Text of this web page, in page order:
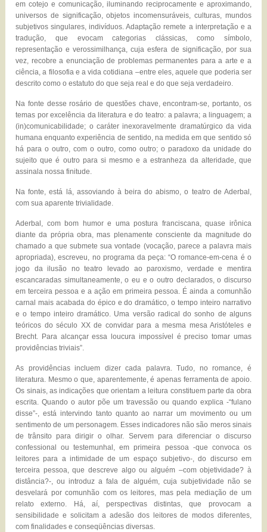
em cotejo e comunicação, iluminando reciprocamente e aproximando,
universos de significação, objetos incomensuráveis, culturas, mundos
subjetivos singulares, indivíduos. Adaptação remete a interpretação e a
tradução, que evocam categorias clássicas, como símbolo,
representação e verossimilhança, cuja esfera de significação, por sua
vez, recobre a enunciação de problemas permanentes para a arte e a
ciência, a filosofia e a vida cotidiana –entre eles, aquele que poderia ser
descrito como o estatuto do que seja real e do que seja verdadeiro.
Na fonte desse rosário de questões chave, encontram-se, portanto, os
temas por excelência da literatura e do teatro: a palavra; a linguagem; a
(in)comunicabilidade; o caráter inexoravelmente dramatúrgico da vida
humana enquanto experiência de sentido, na medida em que sentido só
há para o outro, com o outro, como outro; o paradoxo da unidade do
sujeito que é outro para si mesmo e a estranheza da alteridade, que
assinala nossa finitude.
Na fonte, está lá, assoviando à beira do abismo, o teatro de Aderbal,
com sua aparente trivialidade.
Aderbal, com bom humor e uma postura franciscana, quase irônica
diante da própria obra, mas plenamente consciente da magnitude do
chamado a que submete sua vontade (vocação, parece a palavra mais
apropriada), escreveu, no programa da peça: “O romance-em-cena é o
jogo da ilusão no teatro levado ao paroxismo, verdade e mentira
escancaradas simultaneamente, o eu e o outro declarados, o discurso
em terceira pessoa e a ação em primeira pessoa. É ainda a comunhão
carnal mais acabada do épico e do dramático, o tempo inteiro narrativo
e o tempo inteiro dramático. Uma versão radical do sonho de alguns
teóricos do século XX de convidar para a mesma mesa Aristóteles e
Brecht. Para alcançar essa loucura impossível é preciso tomar umas
providências triviais”.
As providências incluem dizer cada palavra. Tudo, no romance, é
literatura. Mesmo o que, aparentemente, é apenas ferramenta de apoio.
Os sinais, as indicações que orientam a leitura constituem parte da obra
escrita. Quando o autor põe um travessão ou quando explica -“fulano
disse”-, está intervindo tanto quanto ao narrar um movimento ou um
sentimento de um personagem. Esses indicadores não são meros sinais
de trânsito para dirigir o olhar. Servem para diferenciar o discurso
confessional ou testemunhal, em primeira pessoa -que convoca os
leitores para a intimidade de um espaço subjetivo-, do discurso em
terceira pessoa, que descreve algo ou alguém –com objetividade? à
distância?-, ou introduz a fala de alguém, cuja subjetividade não se
desvelará por comunhão com os leitores, mas pela mediação de um
relato externo. Há, aí, perspectivas distintas, que provocam a
sensibilidade e solicitam a adesão dos leitores de modos diferentes,
com finalidades e conseqüências diversas.